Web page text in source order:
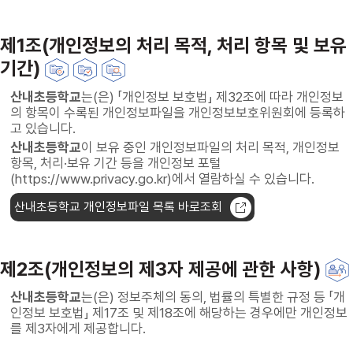
제1조(개인정보의 처리 목적, 처리 항목 및 보유
기간)
산내초등학교는(은) 「개인정보 보호법」 제32조에 따라 개인정보
의 항목이 수록된 개인정보파일을 개인정보보호위원회에 등록하
고 있습니다.
산내초등학교이 보유 중인 개인정보파일의 처리 목적, 개인정보
항목, 처리·보유 기간 등을 개인정보 포털
(https://www.privacy.go.kr)에서 열람하실 수 있습니다.
산내초등학교 개인정보파일 목록 바로조회
제2조(개인정보의 제3자 제공에 관한 사항)
산내초등학교는(은) 정보주체의 동의, 법률의 특별한 규정 등 「개
인정보 보호법」 제17조 및 제18조에 해당하는 경우에만 개인정보
를 제3자에게 제공합니다.